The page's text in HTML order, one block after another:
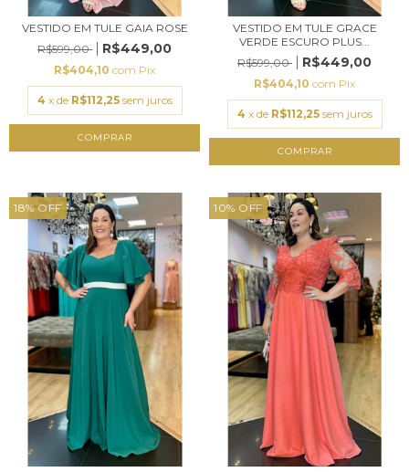
VESTIDO EM TULE GAIA ROSE
R$599,00
R$449,00
R$404,10 com Pix
4 x de R$112,25 sem juros
COMPRAR
VESTIDO EM TULE GRACE
VERDE ESCURO PLUS...
R$599,00
R$449,00
R$404,10 com Pix
4 x de R$112,25 sem juros
COMPRAR
18% OFF 10% OFF